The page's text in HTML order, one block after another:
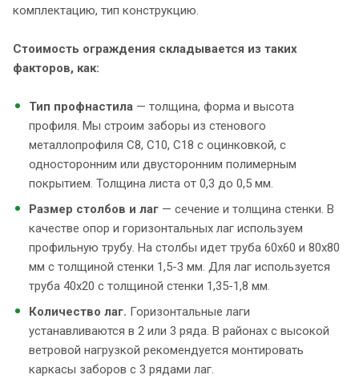
комплектацию, тип конструкцию.
Стоимость ограждения складывается из таких
факторов, как:
Тип профнастила — толщина, форма и высота
профиля. Мы строим заборы из стенового
металлопрофиля С8, С10, С18 с оцинковкой, с
односторонним или двусторонним полимерным
покрытием. Толщина листа от 0,3 до 0,5 мм.
Размер столбов и лаг — сечение и толщина стенки. В
качестве опор и горизонтальных лаг используем
профильную трубу. На столбы идет труба 60х60 и 80х80
мм с толщиной стенки 1,5-3 мм. Для лаг используется
труба 40х20 с толщиной стенки 1,35-1,8 мм.
Количество лаг. Горизонтальные лаги
устанавливаются в 2 или 3 ряда. В районах с высокой
ветровой нагрузкой рекомендуется монтировать
каркасы заборов с 3 рядами лаг.